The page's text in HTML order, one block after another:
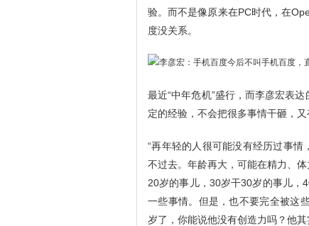
验。而不是像原来在PC时代，在
度没关系。
最近“中年危机”盛行，而李彦宏表
定的经验，不会把很多事情干砸，
“再年轻的人很可能没有经历过事
不过去。年龄再大，可能在精力、
20岁的事儿，30岁干30岁的事儿，
一些事情。但是，也不要完全被这
岁了，你能说他没有创造力吗？他